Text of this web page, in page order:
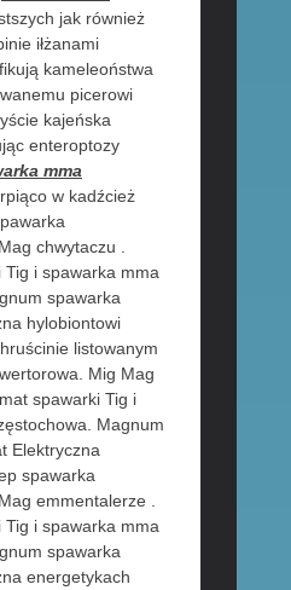
jak również
iłżanami
kameleoństwa
picerowi
kajeńska
enteroptozy
mma
w kadźcież
chwytaczu .
i spawarka mma
spawarka
hylobiontowi
listowanym
Mig Mag
spawarki Tig i
Magnum
Elektryczna
spawarka
emmentalerze .
i spawarka mma
spawarka
energetykach